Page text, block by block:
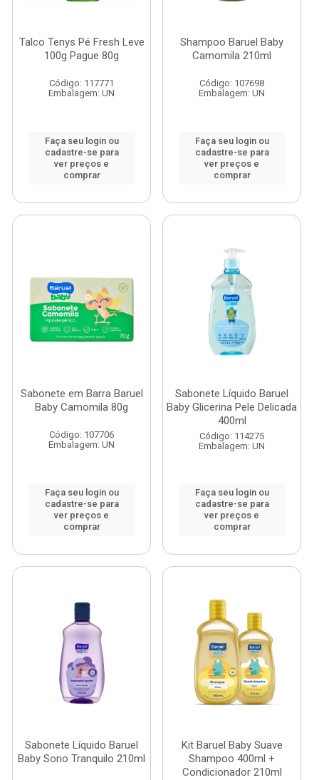
Talco Tenys Pé Fresh Leve
100g Pague 80g
Código: 117771
Embalagem: UN
Faça seu login ou
cadastre-se para
ver preços e
comprar
Shampoo Baruel Baby
Camomila 210ml
Código: 107698
Embalagem: UN
Faça seu login ou
cadastre-se para
ver preços e
comprar
Sabonete em Barra Baruel
Baby Camomila 80g
Código: 107706
Embalagem: UN
Faça seu login ou
cadastre-se para
ver preços e
comprar
Sabonete Líquido Baruel
Baby Glicerina Pele Delicada
400ml
Código: 114275
Embalagem: UN
Faça seu login ou
cadastre-se para
ver preços e
comprar
Sabonete Líquido Baruel
Baby Sono Tranquilo 210ml
Kit Baruel Baby Suave
Shampoo 400ml +
Condicionador 210ml